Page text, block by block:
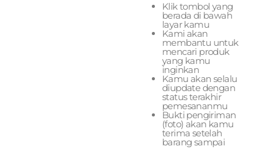
Klik tombol yang
berada di bawah
layar kamu
Kami akan
membantu untuk
mencari produk
yang kamu
inginkan
Kamu akan selalu
diupdate dengan
status terakhir
pemesananmu
Bukti pengiriman
(foto) akan kamu
terima setelah
barang sampai